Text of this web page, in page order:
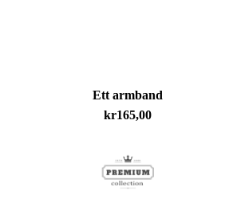
Ett armband
kr165,00